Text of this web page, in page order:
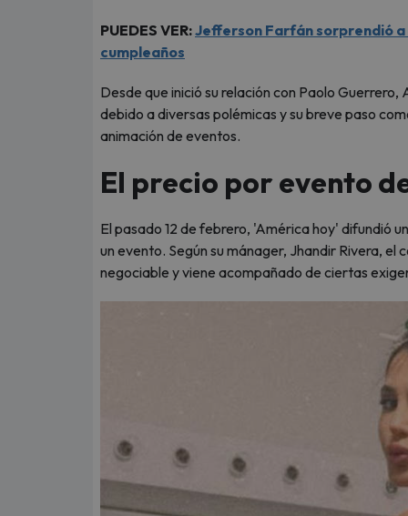
PUEDES VER:Jefferson Farfán sorprendió
cumpleaños
Desde que inició su relación con Paolo
debido a diversas polémicas y su breve paso
animación de eventos.
El precio por evento
El pasado 12 de febrero, 'América hoy' difundió
un evento. Según su mánager, Jhandir Rivera, el
negociable y viene acompañado de ciertas